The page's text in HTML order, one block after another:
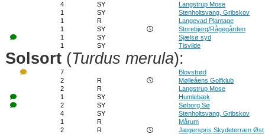
4 SY
Langstrup Mose
1
SY
Stenholtsvang, Gribskov
1
R
Langevad Plantage
1
SY
Storebjerg/Rågegården
1
SY
Sjælsø syd
1
SY Tisvilde
Solsort (Turdus merula):
7
Blovstrød
2
R
Mølleåens Golfklub
2
R
Langstrup Mose
1
SY
Humlebæk
2
SY
Søborg Sø
4
SY
Stenholtsvang, Gribskov
1
R
Mårum
2
R
Jægerspris Skydeterræn Øst